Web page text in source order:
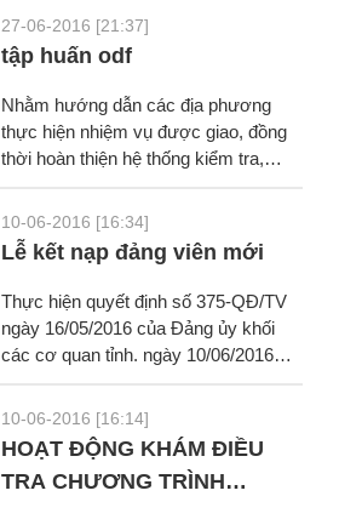
27-06-2016 [21:37]
tập huấn odf
Nhằm hướng dẫn các địa phương
thực hiện nhiệm vụ được giao, đồng
thời hoàn thiện hệ thống kiểm tra,
thực hiện...
10-06-2016 [16:34]
Lễ kết nạp đảng viên mới
Thực hiện quyết định số 375-QĐ/TV
ngày 16/05/2016 của Đảng ủy khối
các cơ quan tỉnh. ngày 10/06/2016
chức...
10-06-2016 [16:14]
HOẠT ĐỘNG KHÁM ĐIỀU
TRA CHƯƠNG TRÌNH